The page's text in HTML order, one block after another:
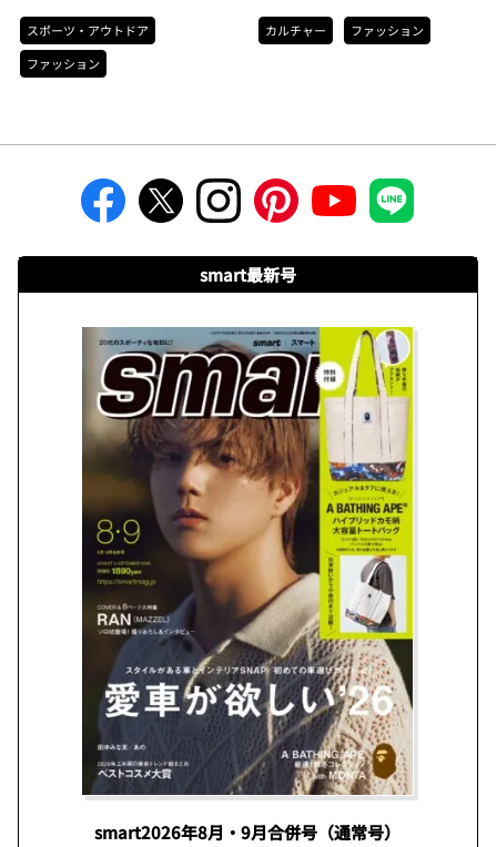
スポーツ・アウトドア
ファッション
カルチャー ファッション
smart最新号
smart2026年8月・9月合併号（通常号）